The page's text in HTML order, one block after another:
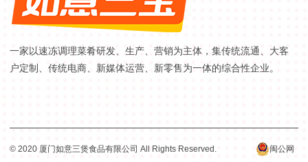
一家以速冻调理菜肴研发、生产、营销为主体，集传统流通、大客
户定制、传统电商、新媒体运营、新零售为一体的综合性企业。
© 2020 厦门如意三煲食品有限公司 All Rights Reserved.
闽公网